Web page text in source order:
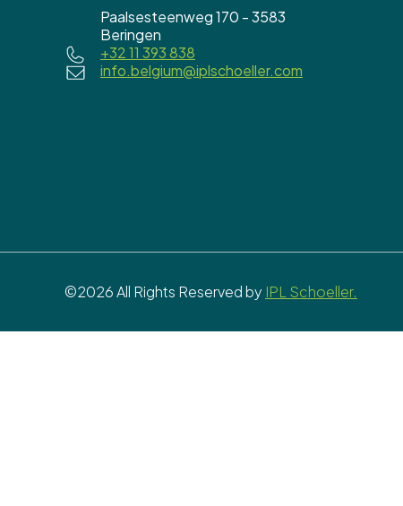
Paalsesteenweg 170 - 3583
Beringen
+32 11 393 838
info.belgium@iplschoeller.com
©2026 All Rights Reserved by IPL Schoeller.